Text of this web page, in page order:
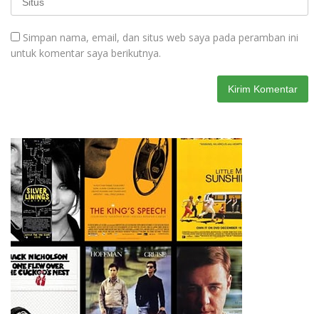
Simpan nama, email, dan situs web saya pada peramban ini
untuk komentar saya berikutnya.